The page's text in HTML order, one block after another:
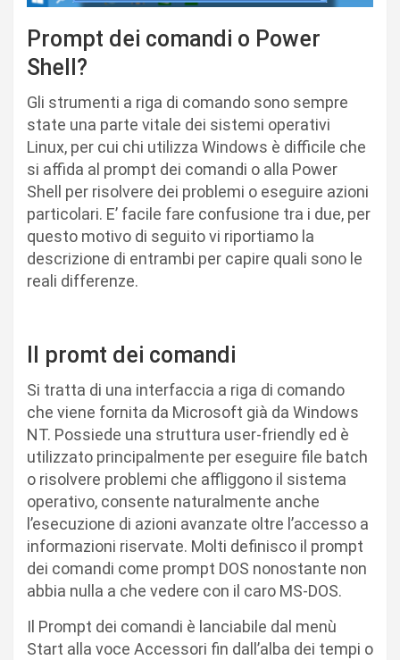
Prompt dei comandi o Power
Shell?
Gli strumenti a riga di comando sono sempre
state una parte vitale dei sistemi operativi
Linux, per cui chi utilizza Windows è difficile che
si affida al prompt dei comandi o alla Power
Shell per risolvere dei problemi o eseguire azioni
particolari. E’ facile fare confusione tra i due, per
questo motivo di seguito vi riportiamo la
descrizione di entrambi per capire quali sono le
reali differenze.
Il promt dei comandi
Si tratta di una interfaccia a riga di comando
che viene fornita da Microsoft già da Windows
NT. Possiede una struttura user-friendly ed è
utilizzato principalmente per eseguire file batch
o risolvere problemi che affliggono il sistema
operativo, consente naturalmente anche
l’esecuzione di azioni avanzate oltre l’accesso a
informazioni riservate. Molti definisco il prompt
dei comandi come prompt DOS nonostante non
abbia nulla a che vedere con il caro MS-DOS.
Il Prompt dei comandi è lanciabile dal menù
Start alla voce Accessori fin dall’alba dei tempi o